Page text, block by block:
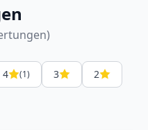
4 (1) 3
2